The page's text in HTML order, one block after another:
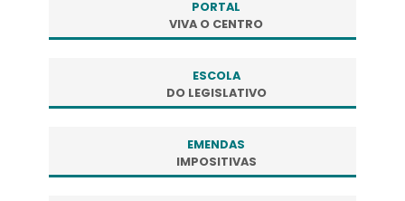
PORTAL
VIVA O CENTRO
ESCOLA
DO LEGISLATIVO
EMENDAS
IMPOSITIVAS